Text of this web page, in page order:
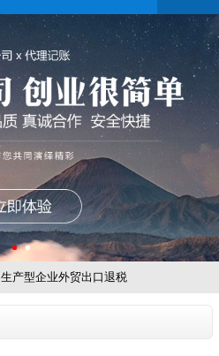
生产型企业外贸出口退税